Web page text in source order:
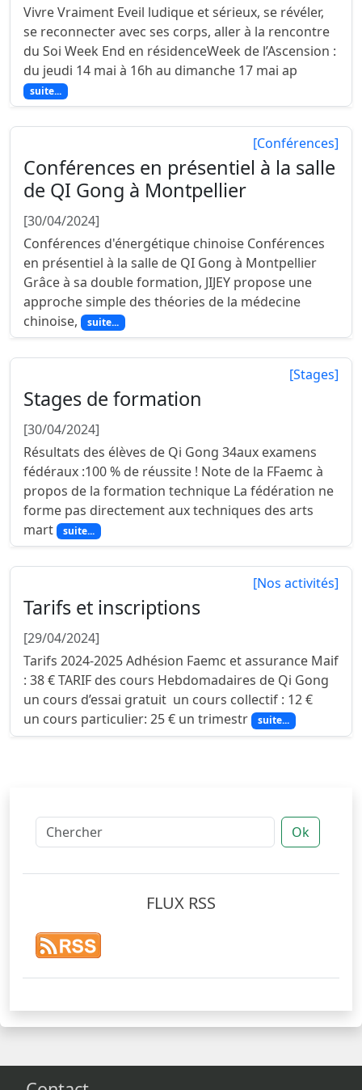
Vivre Vraiment Eveil ludique et sérieux, se révéler,
se reconnecter avec ses corps, aller à la rencontre
du Soi Week End en résidenceWeek de l’Ascension :
du jeudi 14 mai à 16h au dimanche 17 mai ap
suite...
[Conférences]
Conférences en présentiel à la salle
de QI Gong à Montpellier
[30/04/2024]
Conférences d'énergétique chinoise Conférences
en présentiel à la salle de QI Gong à Montpellier
Grâce à sa double formation, JIJEY propose une
approche simple des théories de la médecine
chinoise,
suite...
[Stages]
Stages de formation
[30/04/2024]
Résultats des élèves de Qi Gong 34aux examens
fédéraux :100 % de réussite ! Note de la FFaemc à
propos de la formation technique La fédération ne
forme pas directement aux techniques des arts
mart
suite...
[Nos activités]
Tarifs et inscriptions
[29/04/2024]
Tarifs 2024-2025 Adhésion Faemc et assurance Maif
: 38 € TARIF des cours Hebdomadaires de Qi Gong
un cours d’essai gratuit un cours collectif : 12 €
un cours particulier: 25 € un trimestr
suite...
Ok
FLUX RSS